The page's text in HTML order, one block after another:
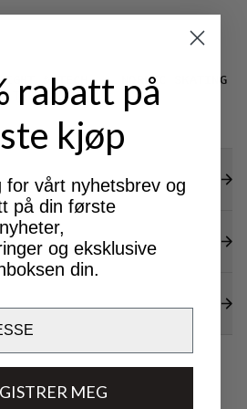
% fluorkarbonfri) for å
LIGHT & TECH
TREKKING
NORDIC SKATING
rabatt på
kjøp
for vårt nyhetsbrev og
på din første
og eksklusive
din.
MEG